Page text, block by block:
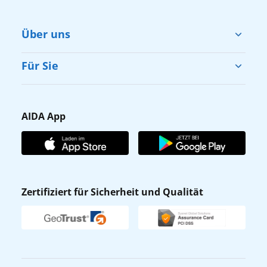
Über uns
Cruise & Help
Karriere
Affiliateprogramm
Verhaltens- & Ethikkodex
Newsletter
Für Sie
Gästefragebogen
AIDA Club
AIDA App
Zertifiziert für Sicherheit und Qualität